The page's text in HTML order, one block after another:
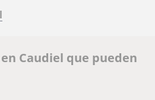
Caudiel que pueden